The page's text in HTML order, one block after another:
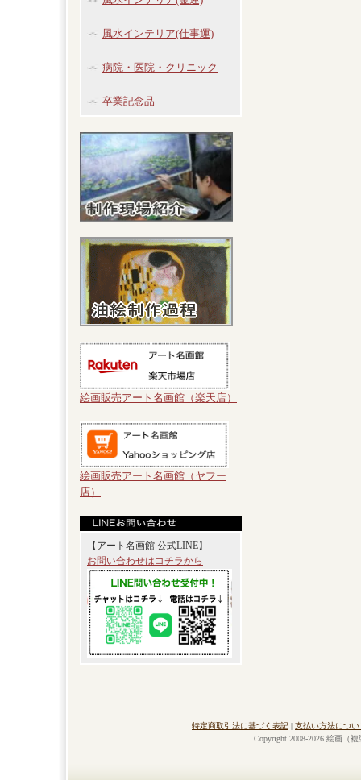
風水インテリア(仕事運)
病院・医院・クリニック
卒業記念品
絵画販売アート名画館（楽天店）
絵画販売アート名画館（ヤフー
店）
【アート名画館 公式LINE】
お問い合わせはコチラから
特定商取引法に基づく表記 | 支払い方法につい
Copyright 2008-2026 絵画（